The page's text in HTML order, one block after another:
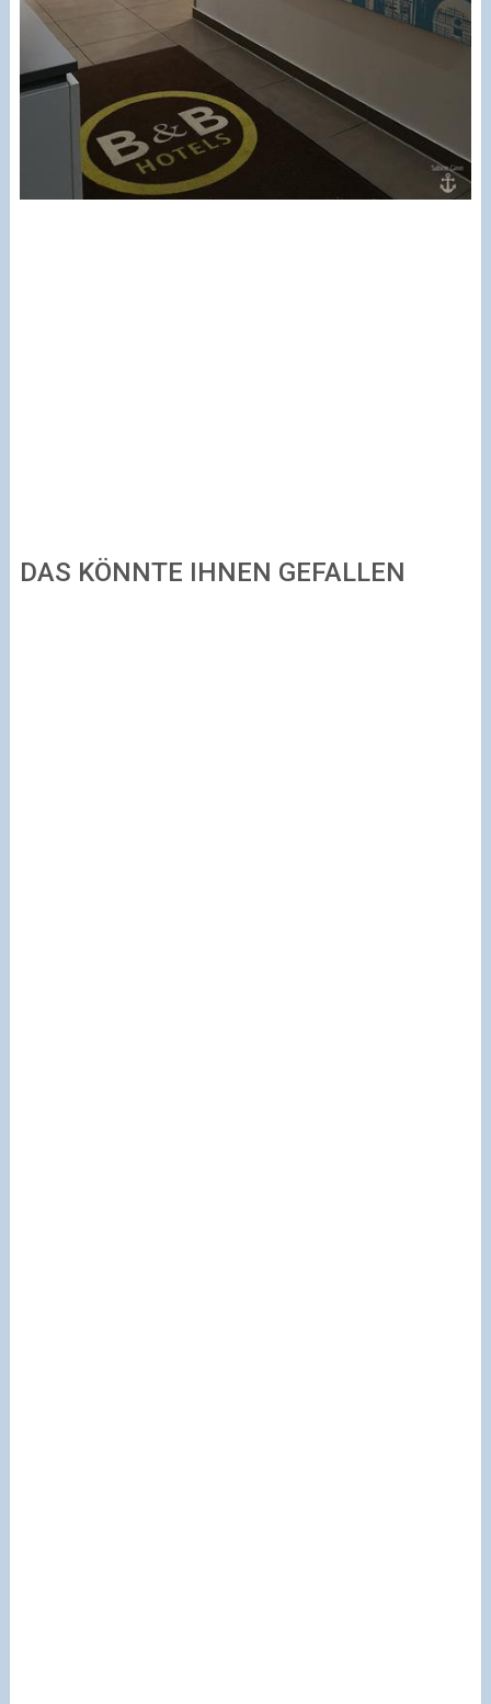
DAS KÖNNTE IHNEN GEFALLEN